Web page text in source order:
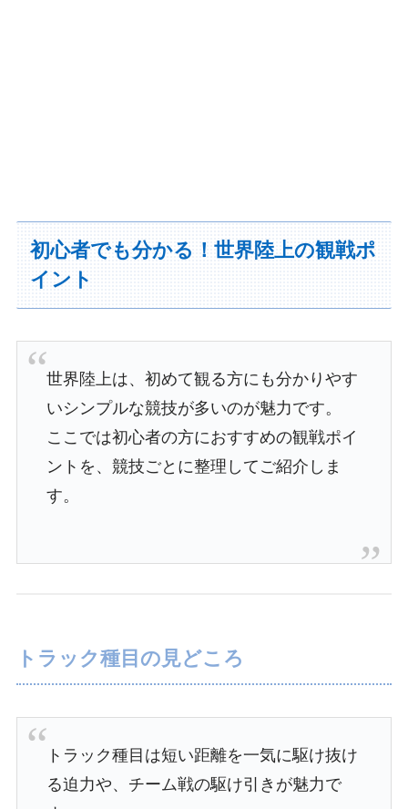
初心者でも分かる！世界陸上の観戦ポ
イント
世界陸上は、初めて観る方にも分かりやす
いシンプルな競技が多いのが魅力です。
ここでは初心者の方におすすめの観戦ポイ
ントを、競技ごとに整理してご紹介しま
す。
トラック種目の見どころ
トラック種目は短い距離を一気に駆け抜け
る迫力や、チーム戦の駆け引きが魅力で